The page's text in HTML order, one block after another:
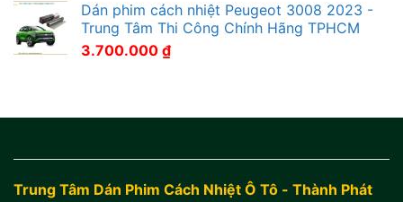
Dán phim cách nhiệt Peugeot 3008 2023 -
Trung Tâm Thi Công Chính Hãng TPHCM
3.700.000 ₫
Trung Tâm Dán Phim Cách Nhiệt Ô Tô - Thành Phát